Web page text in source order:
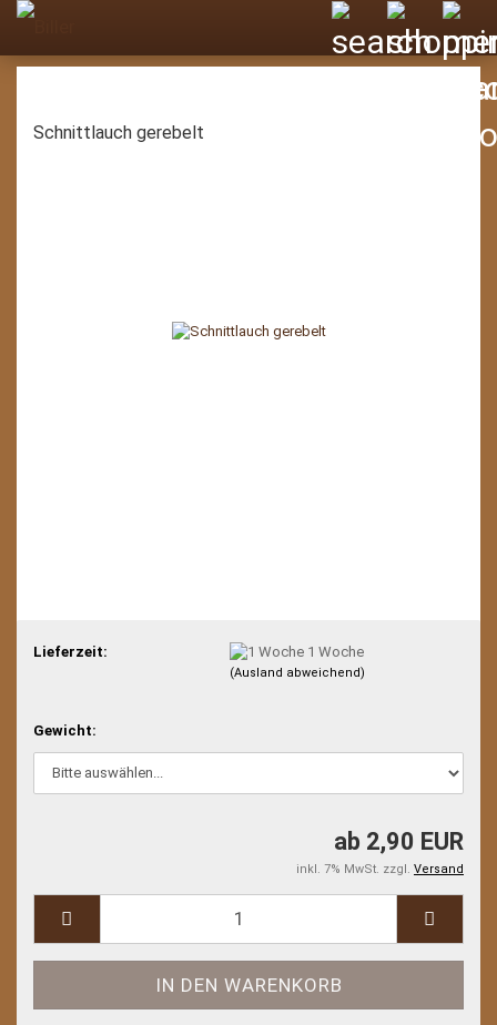
Schnittlauch gerebelt
Lieferzeit: 1 Woche
(Ausland abweichend)
Gewicht:
ab 2,90 EUR
inkl. 7% MwSt. zzgl. Versand